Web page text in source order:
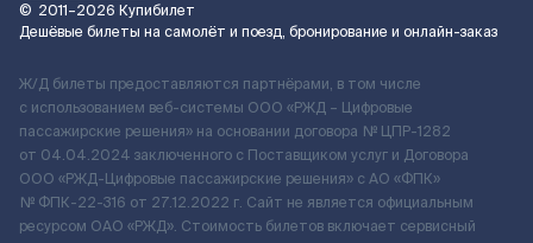
© 2011–2026 Купибилет
Дешёвые билеты на самолёт и поезд, бронирование и онлайн-заказ
Ж/Д билеты предоставляются партнёрами, в том числе
с использованием веб-системы ООО «РЖД – Цифровые
пассажирские решения» на основании договора № ЦПР-1282
от 04.04.2024 заключенного с Поставщиком услуг и Договора
ООО «РЖД-Цифровые пассажирские решения» c АО «ФПК»
№ ФПК-22-316 от 27.12.2022 г. Сайт не является официальным
ресурсом ОАО «РЖД». Стоимость билетов включает сервисный